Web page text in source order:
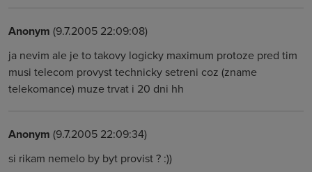
Anonym (9.7.2005 22:09:08)
ja nevim ale je to takovy logicky maximum protoze pred tim
musi telecom provyst technicky setreni coz (zname
telekomance) muze trvat i 20 dni hh
Anonym (9.7.2005 22:09:34)
si rikam nemelo by byt provist ? :))